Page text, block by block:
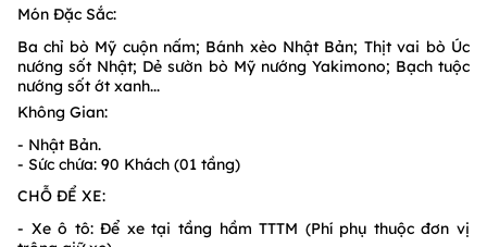
Món Đặc Sắc:
Ba chỉ bò Mỹ cuộn nấm; Bánh xèo Nhật Bản; Thịt vai bò Úc
nướng sốt Nhật; Dẻ sườn bò Mỹ nướng Yakimono; Bạch tuộc
nướng sốt ớt xanh...
Không Gian:
- Nhật Bản.
- Sức chứa: 90 Khách (01 tầng)
CHỖ ĐỂ XE:
- Xe ô tô: Để xe tại tầng hầm TTTM (Phí phụ thuộc đơn vị